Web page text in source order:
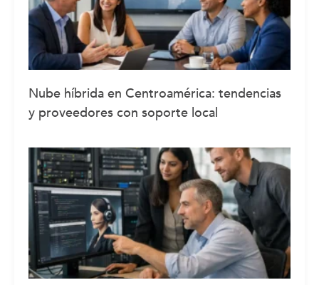
Nube híbrida en Centroamérica: tendencias
y proveedores con soporte local